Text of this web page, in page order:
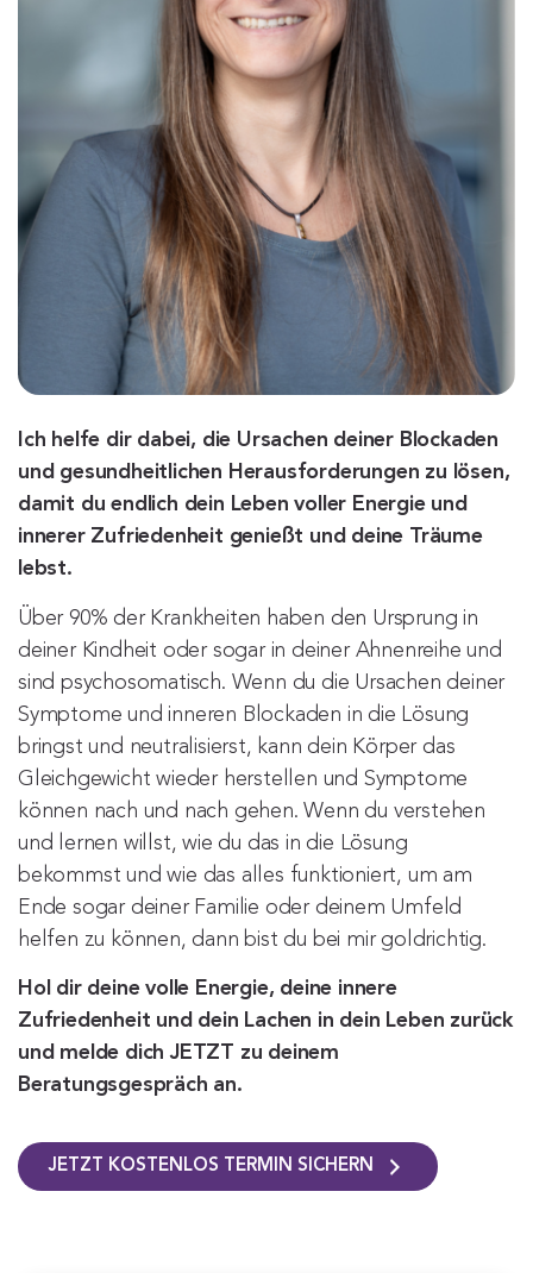
Ich helfe dir dabei, die Ursachen deiner Blockaden
und gesundheitlichen Herausforderungen zu lösen,
damit du endlich dein Leben voller Energie und
innerer Zufriedenheit genießt und deine Träume
lebst.
Über 90% der Krankheiten haben den Ursprung in
deiner Kindheit oder sogar in deiner Ahnenreihe und
sind psychosomatisch. Wenn du die Ursachen deiner
Symptome und inneren Blockaden in die Lösung
bringst und neutralisierst, kann dein Körper das
Gleichgewicht wieder herstellen und Symptome
können nach und nach gehen. Wenn du verstehen
und lernen willst, wie du das in die Lösung
bekommst und wie das alles funktioniert, um am
Ende sogar deiner Familie oder deinem Umfeld
helfen zu können, dann bist du bei mir goldrichtig.
Hol dir deine volle Energie, deine innere
Zufriedenheit und dein Lachen in dein Leben zurück
und melde dich JETZT zu deinem
Beratungsgespräch an.
JETZT KOSTENLOS TERMIN SICHERN